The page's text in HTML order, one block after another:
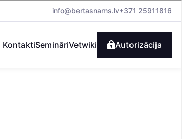
info@bertasnams.lv+371 25911816
KontaktiSemināriVetwiki Autorizācija